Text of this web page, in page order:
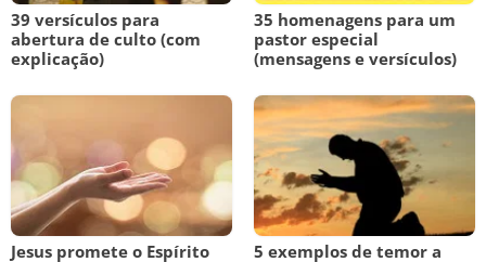
39 versículos para
abertura de culto (com
explicação)
35 homenagens para um
pastor especial
(mensagens e versículos)
Jesus promete o Espírito
5 exemplos de temor a